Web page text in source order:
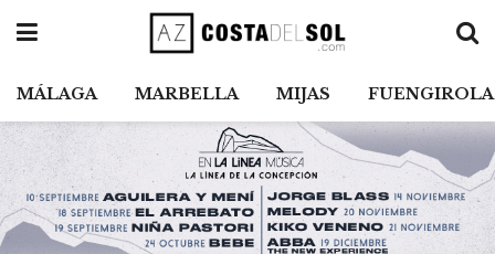
MÁLAGA MARBELLA MIJAS FUENGIROLA